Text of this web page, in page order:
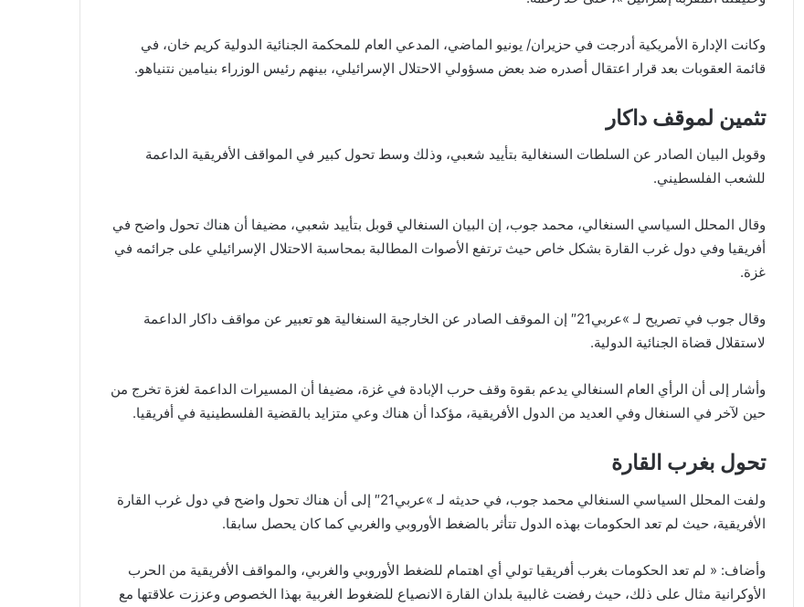
وكانت الإدارة الأمريكية أدرجت في حزيران/ يونيو الماضي، المدعي العام للمحكمة الجنائية الدولية كريم خان، في
قائمة العقوبات بعد قرار اعتقال أصدره ضد بعض مسؤولي الاحتلال الإسرائيلي، بينهم رئيس الوزراء بنيامين نتنياهو.
تثمين لموقف داكار
وقوبل البيان الصادر عن السلطات السنغالية بتأييد شعبي، وذلك وسط تحول كبير في المواقف الأفريقية الداعمة
للشعب الفلسطيني.
وقال المحلل السياسي السنغالي، محمد جوب، إن البيان السنغالي قوبل بتأييد شعبي، مضيفا أن هناك تحول واضح في
أفريقيا وفي دول غرب القارة بشكل خاص حيث ترتفع الأصوات المطالبة بمحاسبة الاحتلال الإسرائيلي على جرائمه في
غزة.
وقال جوب في تصريح لـ »عربي21″ إن الموقف الصادر عن الخارجية السنغالية هو تعبير عن مواقف داكار الداعمة
لاستقلال قضاة الجنائية الدولية.
وأشار إلى أن الرأي العام السنغالي يدعم بقوة وقف حرب الإبادة في غزة، مضيفا أن المسيرات الداعمة لغزة تخرج من
حين لآخر في السنغال وفي العديد من الدول الأفريقية، مؤكدا أن هناك وعي متزايد بالقضية الفلسطينية في أفريقيا.
تحول بغرب القارة
ولفت المحلل السياسي السنغالي محمد جوب، في حديثه لـ »عربي21″ إلى أن هناك تحول واضح في دول غرب القارة
الأفريقية، حيث لم تعد الحكومات بهذه الدول تتأثر بالضغط الأوروبي والغربي كما كان يحصل سابقا.
وأضاف: « لم تعد الحكومات بغرب أفريقيا تولي أي اهتمام للضغط الأوروبي والغربي، والمواقف الأفريقية من الحرب
الأوكرانية مثال على ذلك، حيث رفضت غالبية بلدان القارة الانصياع للضغوط الغربية بهذا الخصوص وعززت علاقتها مع